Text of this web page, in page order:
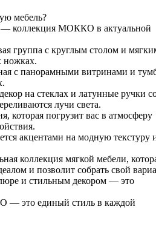
мебель?
— коллекция МОККО в актуальной
группа с круглым столом и
ножках.
с панорамными витринами и
на стеклах и латунные ручки
лучи света.
погрузит вас в атмосферу
акцентами на модную текстуру
коллекция мягкой мебели,
и позволит собрать свой
и стильным декором — это
единый стиль в каждой